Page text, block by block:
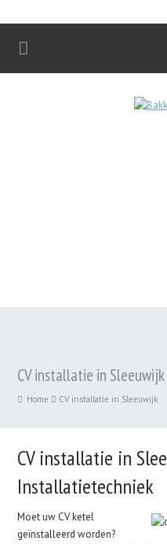
CV installatie in Sleeuwijk
Home CV installatie in Sleeuwijk
CV installatie in
Installatietechniek
Moet uw CV ketel
geïnstalleerd worden?